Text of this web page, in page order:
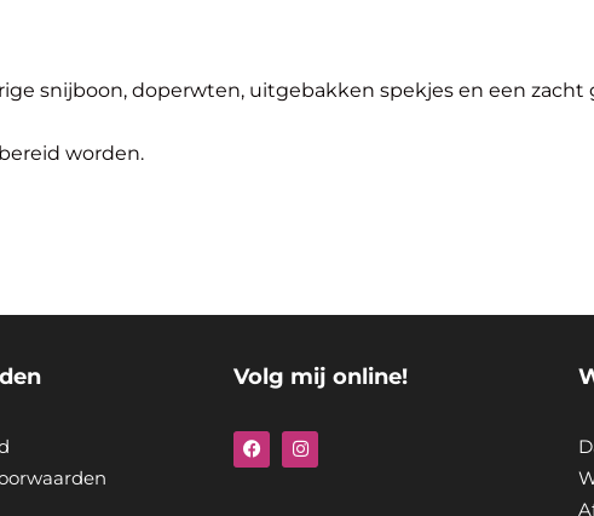
snijboon, doperwten, uitgebakken spekjes en een zacht
worden.
Volg mij online!
F
a
c
I
n
s